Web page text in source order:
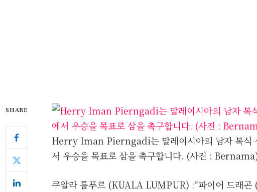
SHARE
Herry Iman Pierngadi는 말레이시아의 남자 복식
서 우승을 목표로 삼을 촉구합니다. (사진 :
쿠알라 룸푸르 (KUALA LUMPUR) :“파이어 드래